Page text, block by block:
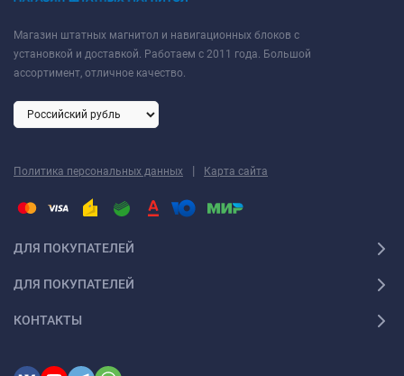
Магазин штатных магнитол и навигационных блоков с
установкой и доставкой. Работаем с 2011 года. Большой
ассортимент, отличное качество.
Политика персональных данных | Карта сайта
ДЛЯ ПОКУПАТЕЛЕЙ
ДЛЯ ПОКУПАТЕЛЕЙ
КОНТАКТЫ